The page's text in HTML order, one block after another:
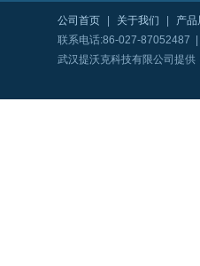
公司首页 关于我们 产品
联系电话:86-027-87052487
武汉提沃克科技有限公司提供